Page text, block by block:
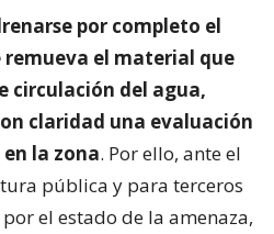
por completo el
remueva el material que
circulación del agua,
claridad una evaluación
la zona. Por ello, ante el
pública y para terceros
el estado de la amenaza,